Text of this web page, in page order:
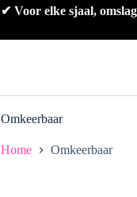
✔ Voor elke sjaal,
Omkeerbaar
Home Omkeerbaar